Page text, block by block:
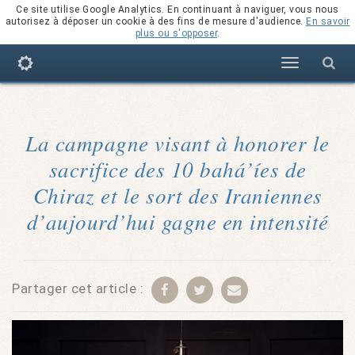
Ce site utilise Google Analytics. En continuant à naviguer, vous nous
autorisez à déposer un cookie à des fins de mesure d'audience. En savoir
plus ou s'opposer.
Navigation
La campagne visant à honorer le
sacrifice des 10 bahá’íes de
Chiraz et le sort des Iraniennes
d’aujourd’hui gagne en intensité
Partager cet article :